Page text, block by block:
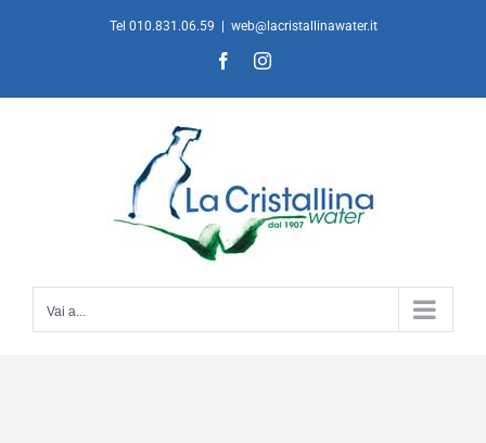
Tel 010.831.06.59 web@lacristallinawater.it
FacebookInstagram
Vai a...